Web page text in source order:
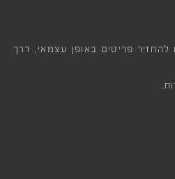
פריטים באופן עצמאי, דרך